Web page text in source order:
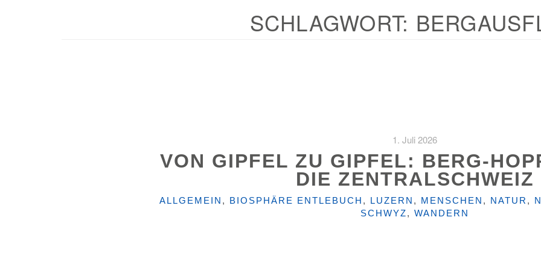
SCHLAGWORT:
1. Juli 2026
VON GIPFEL ZU GIPFEL:
DIE ZENTRALSCHWEIZ
KATEGORIEN
ALLGEMEIN , BIOSPHÄRE ENTLEBUCH , LUZERN , MENSCHEN , NATUR ,
SCHWYZ, WANDERN